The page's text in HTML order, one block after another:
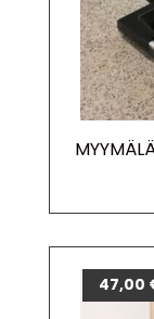
47,00